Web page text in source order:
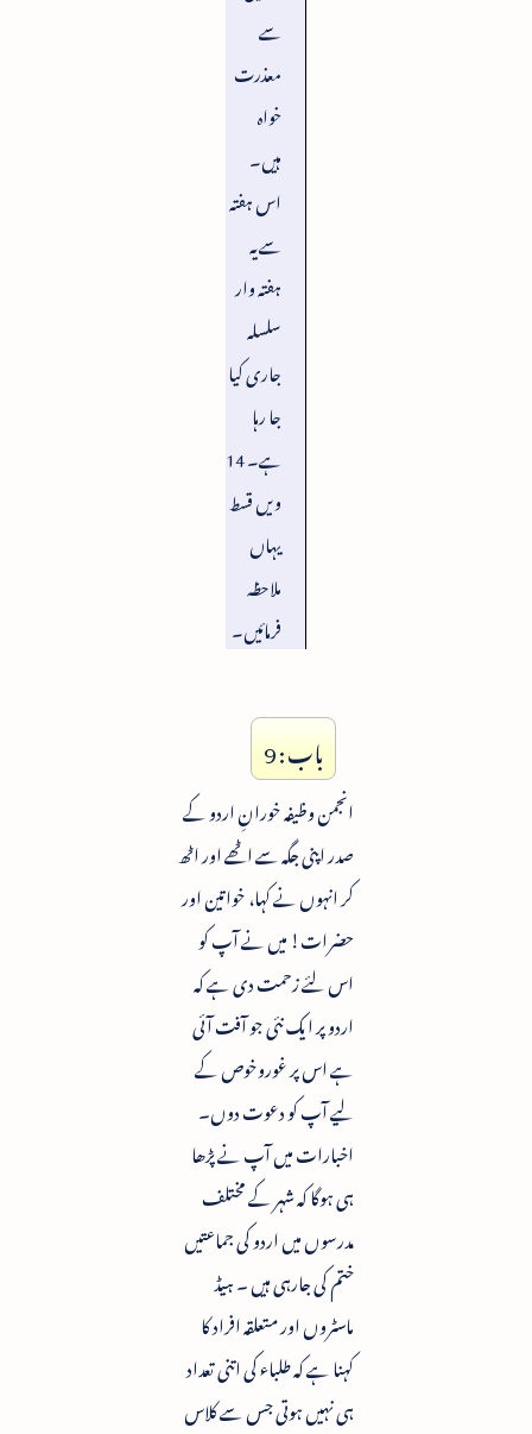
سے
معذرت
خواہ
ہیں۔
اس ہفتہ
سے یہ
ہفتہ وار
سلسلہ
جاری کیا
جا رہا
ہے۔ 14
ویں قسط
یہاں
ملاحظہ
فرمائیں۔
باب : 9
انجمن وظیفہ خورانِ اردو کے
صدر اپنی جگہ سے اٹھے اور اٹھ
کر انہوں نے کہا، خواتین اور
حضرات! میں نے آپ کو
اس لئے زحمت دی ہے کہ
اردو پر ایک نئی جو آفت آئی
ہے اس پر غوروخوص کے
لیے آپ کو دعوت دوں۔
اخبارات میں آپ نے پڑھا
ہی ہوگا کہ شہر کے مختلف
مدرسوں میں اردو کی جماعتیں
ختم کی جارہی ہیں ۔ ہیڈ
ماسٹروں اور متعلقہ افراد کا
کہنا ہے کہ طلباء کی اتنی تعداد
ہی نہیں ہوتی جس سے کلاس